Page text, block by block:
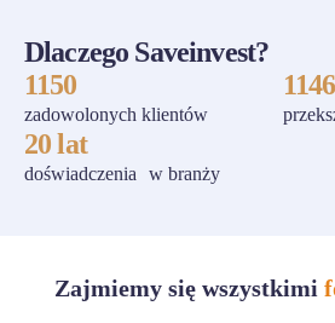
Dlaczego Saveinvest?
1150
zadowolonych klientów
1146
20 lat
doświadczenia w branży
Zajmiemy się wszystkimi